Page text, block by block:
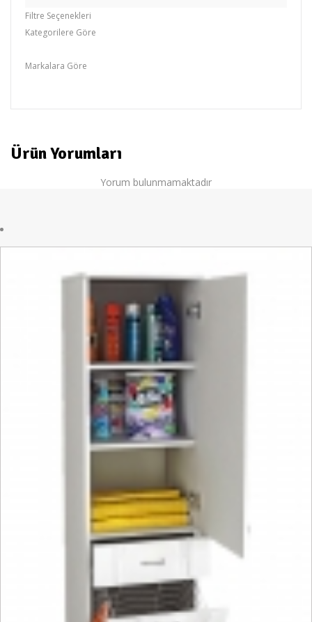
Filtre Seçenekleri
Kategorilere Göre
Markalara Göre
Ürün Yorumları
Yorum bulunmamaktadır